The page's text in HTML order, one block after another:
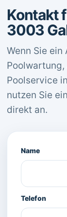
Kontakt
3003
Wenn Sie
Poolservice
nutzen Sie
direkt an.
Name
Telefon